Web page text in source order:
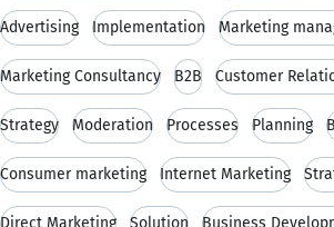
Advertising Implementation Marketing
Marketing Consultancy B2B Customer
Strategy Moderation Processes Planning
Consumer marketing Internet Marketing
Direct Marketing Solution Business